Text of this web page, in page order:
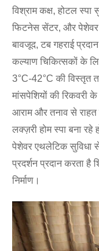
विश्राम कक्ष, होटल
फिटनेस सेंटर, और पेशेवर
बावजूद, टब गहराई
कल्याण चिकित्सकों के
3°C-42°C की विस्तृत
मांसपेशियों की रिकवरी
आराम और तनाव से
लक्ज़री होम स्पा बना रहे
पेशेवर एथलेटिक सुविधा
प्रदर्शन प्रदान करता
निर्माण।